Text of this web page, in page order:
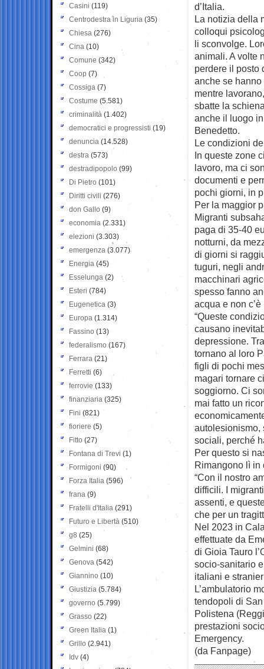
d’Italia.
La notizia della
colloqui
li sconvolge.
animali. A volte
perdere il posto
anche se
mentre
sbatte la
anche il luogo
Benedetto.
Le condizioni
In queste zone
lavoro, ma ci
documenti e
pochi giorni, in
Per la maggior
Migranti
paga di 35-40
notturni, da
di giorni si
tuguri, negli
macchinari
spesso fanno
acqua e non c’è
“Queste
causano
depressione.
tornano al loro
figli di pochi
magari tornare
soggiorno. Ci
mai fatto un
autolesionismo,
sociali, perché
Per questo si
Rimangono lì in
“Con il nostro
difficili. I
assenti, e
che per un
Nel 2023 in
effettuate da
di Gioia Tauro
socio-sanitario
italiani e
L’ambulatorio
tendopoli di
Polistena
prestazioni
Emergency.
(da Fanpage)
Casini (119)
Centrodestra in Liguria (35)
Chiesa (276)
Cina (10)
Comune (342)
Coop (7)
Cossiga (7)
Costume (5.581)
criminalità (1.402)
democratici e progressisti (19)
denuncia (14.528)
destra (573)
destradipopolo (99)
Di Pietro (101)
Diritti civili (276)
don Gallo (9)
economia (2.331)
elezioni (3.303)
emergenza (3.077)
Energia (45)
Esselunga (2)
Esteri (784)
Eugenetica (3)
Europa (1.314)
Fassino (13)
federalismo (167)
Ferrara (21)
Ferretti (6)
ferrovie (133)
finanziaria (325)
Fini (821)
fioriere (5)
Fitto (27)
Fontana di Trevi (1)
Formigoni (90)
Forza Italia (596)
frana (9)
Fratelli d'Italia (291)
Futuro e Libertà (510)
g8 (25)
Gelmini (68)
Genova (542)
Giannino (10)
Giustizia (5.784)
governo (5.799)
Grasso (22)
Green Italia (1)
Grillo (2.941)
Idv (4)